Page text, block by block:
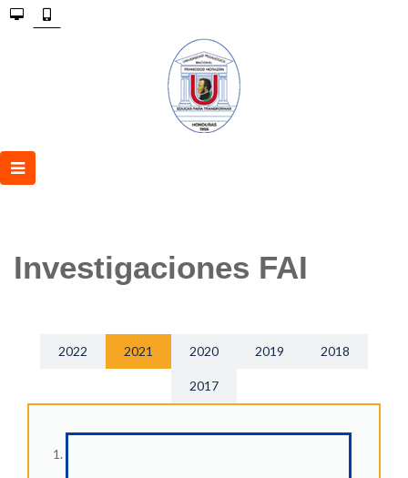
Investigaciones FAI
2022 2021 2020 2019 2018
2017